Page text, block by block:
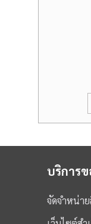
บริการข
จัดจำหน่า